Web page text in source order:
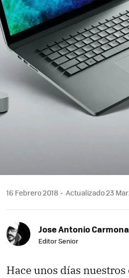
16 Febrero 2018 Actualizado 23
Jose Antonio Carmona
Editor Senior
Hace unos días